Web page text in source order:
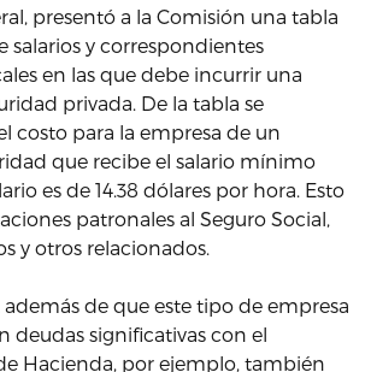
presentó a la Comisión una tabla
salarios y correspondientes
en las que debe incurrir una
privada. De la tabla se
costo para la empresa de un
que recibe el salario mínimo
es de 14.38 dólares por hora. Esto
patronales al Seguro Social,
y otros relacionados.
además de que este tipo de empresa
deudas significativas con el
Hacienda, por ejemplo, también